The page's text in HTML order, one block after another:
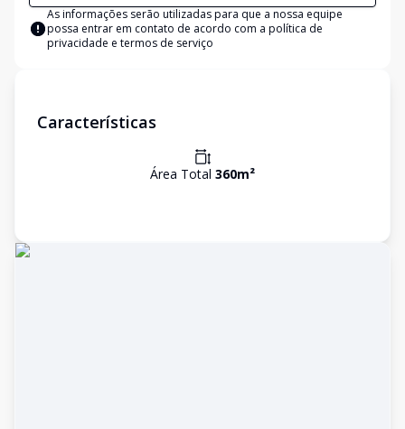
As informações serão utilizadas para que a nossa equipe
possa entrar em contato de acordo com a política de
privacidade e termos de serviço
Características
Área Total 360m²